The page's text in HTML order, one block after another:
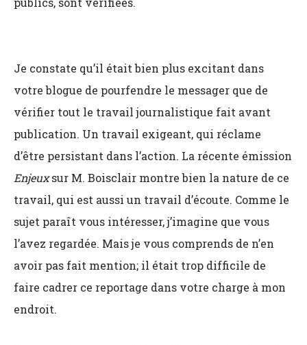
Je constate qu’il était bien plus excitant dans
votre blogue de pourfendre le messager que de
vérifier tout le travail journalistique fait avant
publication. Un travail exigeant, qui réclame
d’être persistant dans l’action. La récente émission
Enjeuxsur M. Boisclair montre bien la nature de ce
travail, qui est aussi un travail d’écoute. Comme le
sujet paraît vous intéresser, j’imagine que vous
l’avez regardée. Mais je vous comprends de n’en
avoir pas fait mention; il était trop difficile de
faire cadrer ce reportage dans votre charge à mon
endroit.